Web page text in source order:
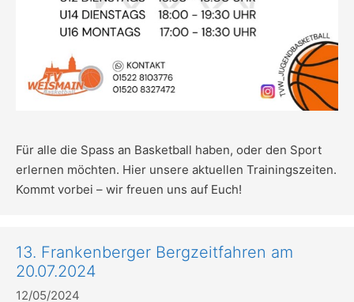
Für alle die Spass an Basketball haben, oder den Sport
erlernen möchten. Hier unsere aktuellen Trainingszeiten.
Kommt vorbei – wir freuen uns auf Euch!
13. Frankenberger Bergzeitfahren am
20.07.2024
12/05/2024